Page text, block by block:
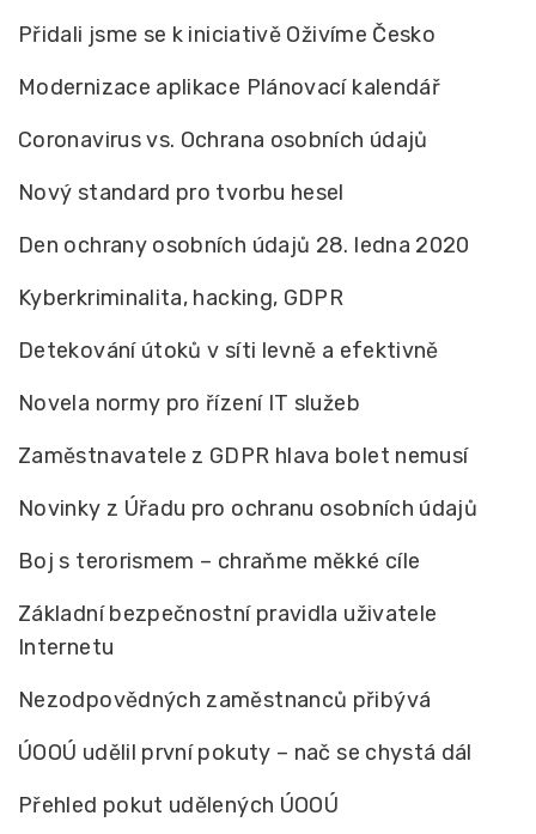
Přidali jsme se k iniciativě Oživíme Česko
Modernizace aplikace Plánovací kalendář
Coronavirus vs. Ochrana osobních údajů
Nový standard pro tvorbu hesel
Den ochrany osobních údajů 28. ledna 2020
Kyberkriminalita, hacking, GDPR
Detekování útoků v síti levně a efektivně
Novela normy pro řízení IT služeb
Zaměstnavatele z GDPR hlava bolet nemusí
Novinky z Úřadu pro ochranu osobních údajů
Boj s terorismem – chraňme měkké cíle
Základní bezpečnostní pravidla uživatele
Internetu
Nezodpovědných zaměstnanců přibývá
ÚOOÚ udělil první pokuty – nač se chystá dál
Přehled pokut udělených ÚOOÚ